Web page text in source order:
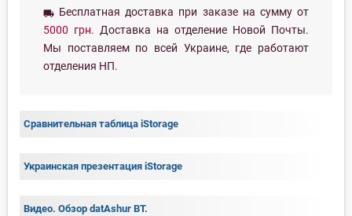
local_shipping Бесплатная доставка при заказе на сумму от
5000 грн. Доставка на отделение Новой Почты.
Мы поставляем по всей Украине, где работают
отделения НП.
Сравнительная таблица iStorage
Украинская презентация iStorage
Видео. Обзор datAshur BT.